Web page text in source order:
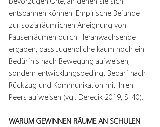
bevorzugen Orte, an denen sie sich
entspannen können. Empirische Befunde
zur sozialräumlichen Aneignung von
Pausenräumen durch Heranwachsende
ergaben, dass Jugendliche kaum noch ein
Bedürfnis nach Bewegung aufweisen,
sondern entwicklungsbedingt Bedarf nach
Rückzug und Kommunikation mit ihren
Peers aufweisen (vgl. Derecik 2019, S. 40).
WARUM GEWINNEN RÄUME AN SCHULEN